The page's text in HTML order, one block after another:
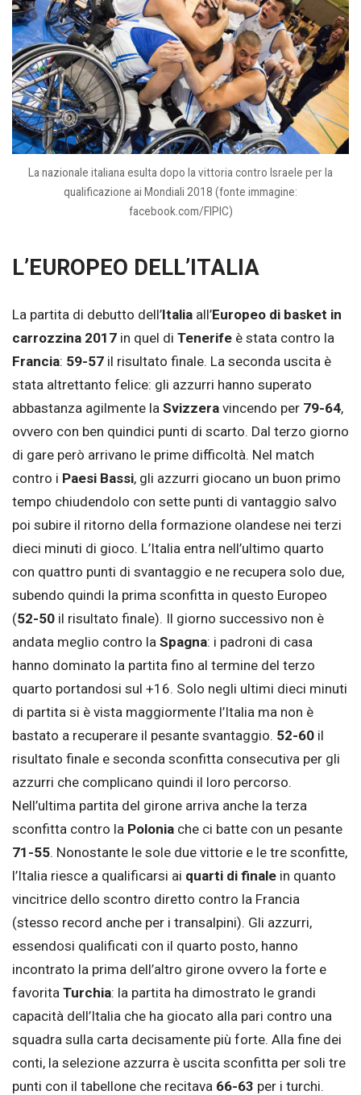
La nazionale italiana esulta dopo la vittoria contro Israele per la
qualificazione ai Mondiali 2018 (fonte immagine:
facebook.com/FIPIC)
L’EUROPEO DELL’ITALIA
La partita di debutto dell’Italia all’Europeo di basket in
carrozzina 2017 in quel di Tenerife è stata contro la
Francia: 59-57 il risultato finale. La seconda uscita è
stata altrettanto felice: gli azzurri hanno superato
abbastanza agilmente la Svizzera vincendo per 79-64,
ovvero con ben quindici punti di scarto. Dal terzo giorno
di gare però arrivano le prime difficoltà. Nel match
contro i Paesi Bassi, gli azzurri giocano un buon primo
tempo chiudendolo con sette punti di vantaggio salvo
poi subire il ritorno della formazione olandese nei terzi
dieci minuti di gioco. L’Italia entra nell’ultimo quarto
con quattro punti di svantaggio e ne recupera solo due,
subendo quindi la prima sconfitta in questo Europeo
(52-50 il risultato finale). Il giorno successivo non è
andata meglio contro la Spagna: i padroni di casa
hanno dominato la partita fino al termine del terzo
quarto portandosi sul +16. Solo negli ultimi dieci minuti
di partita si è vista maggiormente l’Italia ma non è
bastato a recuperare il pesante svantaggio. 52-60 il
risultato finale e seconda sconfitta consecutiva per gli
azzurri che complicano quindi il loro percorso.
Nell’ultima partita del girone arriva anche la terza
sconfitta contro la Polonia che ci batte con un pesante
71-55. Nonostante le sole due vittorie e le tre sconfitte,
l’Italia riesce a qualificarsi ai quarti di finale in quanto
vincitrice dello scontro diretto contro la Francia
(stesso record anche per i transalpini). Gli azzurri,
essendosi qualificati con il quarto posto, hanno
incontrato la prima dell’altro girone ovvero la forte e
favorita Turchia: la partita ha dimostrato le grandi
capacità dell’Italia che ha giocato alla pari contro una
squadra sulla carta decisamente più forte. Alla fine dei
conti, la selezione azzurra è uscita sconfitta per soli tre
punti con il tabellone che recitava 66-63 per i turchi.